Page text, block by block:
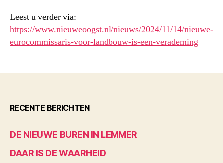
Leest u verder via:
https://www.nieuweoogst.nl/nieuws/2024/11/14/nieuwe-
eurocommissaris-voor-landbouw-is-een-verademing
RECENTE BERICHTEN
DE NIEUWE BUREN IN LEMMER
DAAR IS DE WAARHEID